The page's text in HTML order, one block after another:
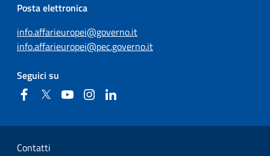
Posta elettronica
info.affarieuropei@governo.it
info.affarieuropei@pec.governo.it
Seguici su
FacebookTwitter YouTubeInstagram
Sezione Link Utili
Contatti